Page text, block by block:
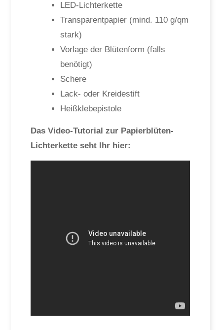
LED-Lichterkette
Transparentpapier (mind. 110 g/qm
stark)
Vorlage der Blütenform (falls
benötigt)
Schere
Lack- oder Kreidestift
Heißklebepistole
Das Video-Tutorial zur Papierblüten-
Lichterkette seht Ihr hier: